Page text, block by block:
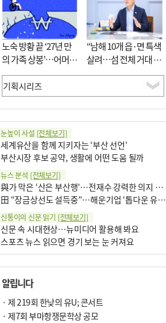
노숙 방황 끝 ‘27년 만
의 가족 상봉’…어머니
와 행복 꿈꿔
“남해 10개 읍·면 특색
살려…섬 전체 거대 정
원으로 조성”
눈높이 사설 [전체보기]
세계유산을 함께 지키자는 ‘부산 선언’
부산시장 후보 공약, 생활에 어떤 도움 될까
뉴스 분석 [전체보기]
與가 막은 ‘산은 부산행’…전재수 강력한 의지 표명 없인 공염불
田 “장금상선도 설득중”…해운기업 ‘톱다운 유치전’ 가속
신통이의 신문 읽기 [전체보기]
신문 속 시대현상…뉴미디어 활용해 봐요
스포츠 뉴스 읽으면 경기 보는 눈 커져요
구·군 승진 축하화분 관행 없애자니 소상공인 울상
팩트체크[전체보기]
알립니다
· 제 219회 한낮의 유U; 콘서트
· 제7회 부마항쟁문학상 공모